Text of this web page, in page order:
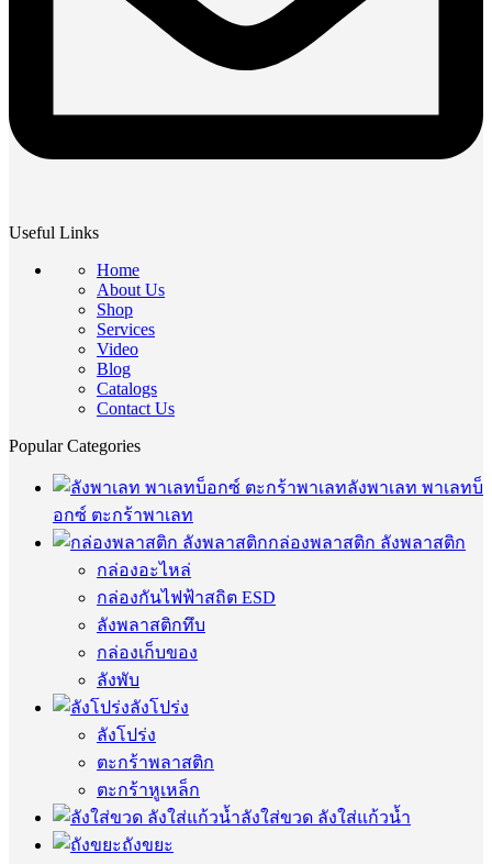
Useful Links
Home
About Us
Shop
Services
Video
Blog
Catalogs
Contact Us
Popular Categories
ลังพาเลท พาเลทบ็
อกซ์ ตะกร้าพาเลท
กล่องพลาสติก ลังพลาสติก
กล่องอะไหล่
กล่องกันไฟฟ้าสถิต ESD
ลังพลาสติกทึบ
กล่องเก็บของ
ลังพับ
ลังโปร่ง
ลังโปร่ง
ตะกร้าพลาสติก
ตะกร้าหูเหล็ก
ลังใส่ขวด ลังใส่แก้วน้ำ
ถังขยะ